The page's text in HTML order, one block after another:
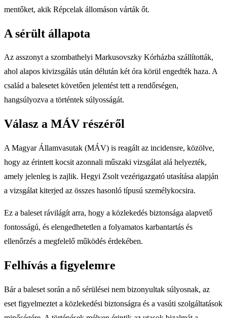
mentőket, akik Répcelak állomáson várták őt.
A sérült állapota
Az asszonyt a szombathelyi Markusovszky Kórházba szállították,
ahol alapos kivizsgálás után délután két óra körül engedték haza. A
család a balesetet követően jelentést tett a rendőrségen,
hangsúlyozva a történtek súlyosságát.
Válasz a MÁV részéről
A Magyar Államvasutak (MÁV) is reagált az incidensre, közölve,
hogy az érintett kocsit azonnali műszaki vizsgálat alá helyezték,
amely jelenleg is zajlik. Hegyi Zsolt vezérigazgató utasítása alapján
a vizsgálat kiterjed az összes hasonló típusú személykocsira.
Ez a baleset rávilágít arra, hogy a közlekedés biztonsága alapvető
fontosságú, és elengedhetetlen a folyamatos karbantartás és
ellenőrzés a megfelelő működés érdekében.
Felhívás a figyelemre
Bár a baleset során a nő sérülései nem bizonyultak súlyosnak, az
eset figyelmeztet a közlekedési biztonságra és a vasúti szolgáltatások